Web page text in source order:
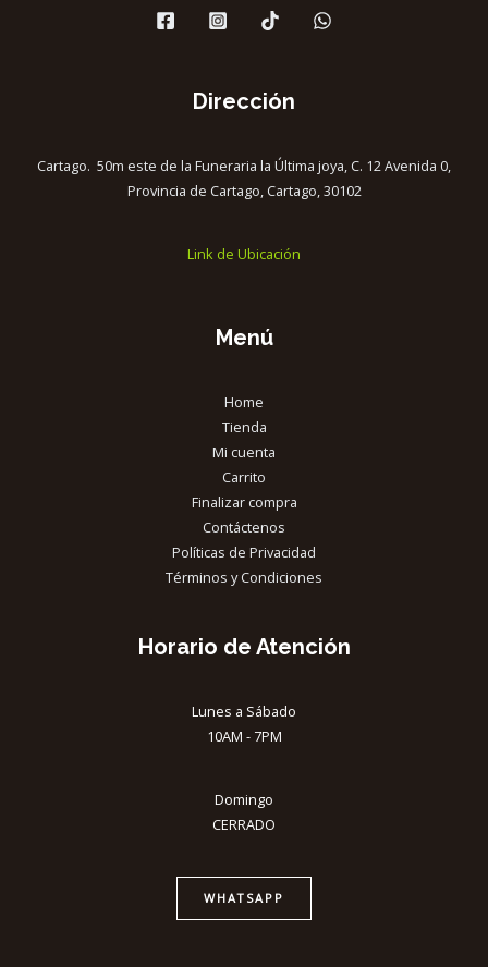
Dirección
Cartago. 50m este de la Funeraria la Última joya, C. 12 Avenida 0,
Provincia de Cartago, Cartago, 30102
Link de Ubicación
Menú
Home
Tienda
Mi cuenta
Carrito
Finalizar compra
Contáctenos
Políticas de Privacidad
Términos y Condiciones
Horario de Atención
Lunes a Sábado
10AM - 7PM
Domingo
CERRADO
WHATSAPP